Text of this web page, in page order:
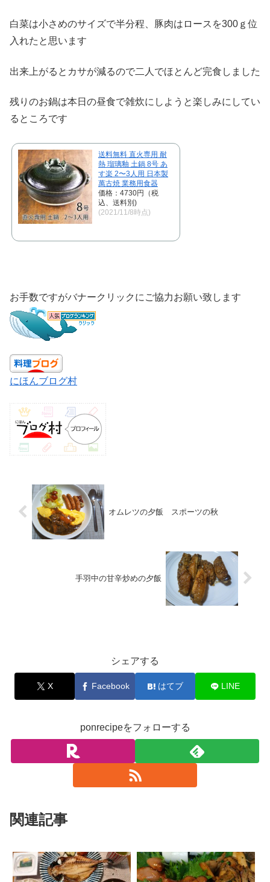
白菜は小さめのサイズで半分程、豚肉はロースを300ｇ位
入れたと思います
出来上がるとカサが減るので二人でほとんど完食しました
残りのお鍋は本日の昼食で雑炊にしようと楽しみにしてい
るところです
送料無料 直火専用 耐
熱 瑠璃釉 土鍋 8号 あ
す楽 2〜3人用 日本製
萬古焼 業務用食器
価格：4730円（税
込、送料別)
(2021/11/8時点)
お手数ですがバナークリックにご協力お願い致します
にほんブログ村
オムレツの夕飯 スポーツの秋
手羽中の甘辛炒めの夕飯
シェアする
X Facebook はてブ LINE
ponrecipeをフォローする
関連記事